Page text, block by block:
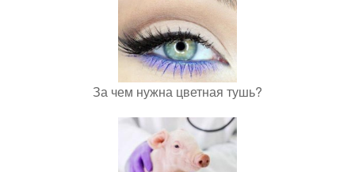
За чем нужна цветная тушь?